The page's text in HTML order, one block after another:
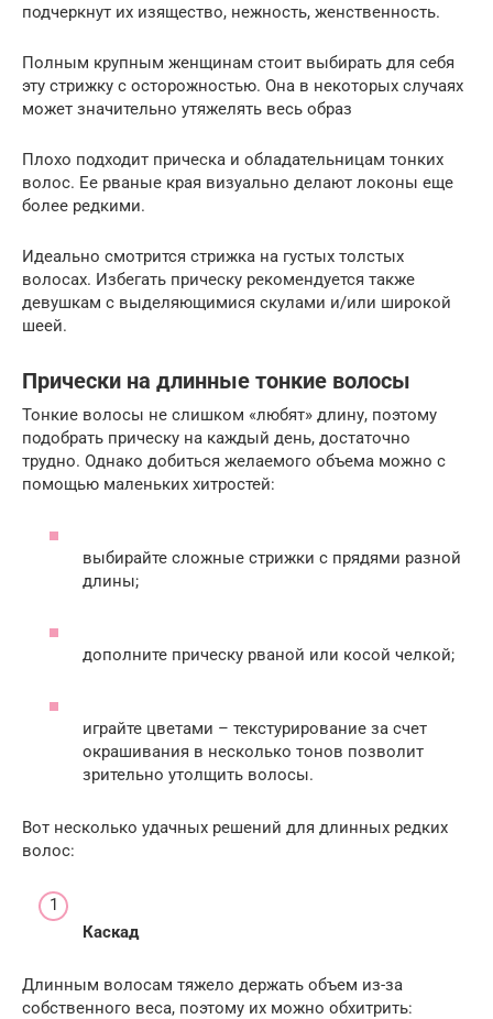
подчеркнут их изящество, нежность, женственность.
Полным крупным женщинам стоит выбирать для себя
эту стрижку с осторожностью. Она в некоторых случаях
может значительно утяжелять весь образ
Плохо подходит прическа и обладательницам тонких
волос. Ее рваные края визуально делают локоны еще
более редкими.
Идеально смотрится стрижка на густых толстых
волосах. Избегать прическу рекомендуется также
девушкам с выделяющимися скулами и/или широкой
шеей.
Прически на длинные тонкие волосы
Тонкие волосы не слишком «любят» длину, поэтому
подобрать прическу на каждый день, достаточно
трудно. Однако добиться желаемого объема можно с
помощью маленьких хитростей:
выбирайте сложные стрижки с прядями разной
длины;
дополните прическу рваной или косой челкой;
играйте цветами – текстурирование за счет
окрашивания в несколько тонов позволит
зрительно утолщить волосы.
Вот несколько удачных решений для длинных редких
волос:
Каскад
Длинным волосам тяжело держать объем из-за
собственного веса, поэтому их можно обхитрить: